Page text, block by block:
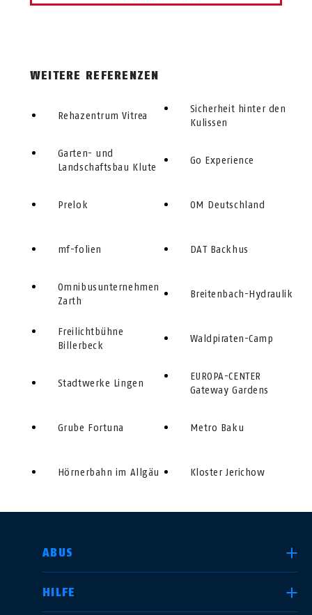
WEITERE REFERENZEN
Rehazentrum Vitrea
Garten- und
Landschaftsbau Klute
Prelok
mf-folien
Omnibusunternehmen
Zarth
Freilichtbühne
Billerbeck
Stadtwerke Lingen
Grube Fortuna
Hörnerbahn im Allgäu
Sicherheit hinter den
Kulissen
Go Experience
OM Deutschland
DAT Backhus
Breitenbach-Hydraulik
Waldpiraten-Camp
EUROPA-CENTER
Gateway Gardens
Metro Baku
Kloster Jerichow
ABUS
HILFE
LAND AUSWÄHLEN